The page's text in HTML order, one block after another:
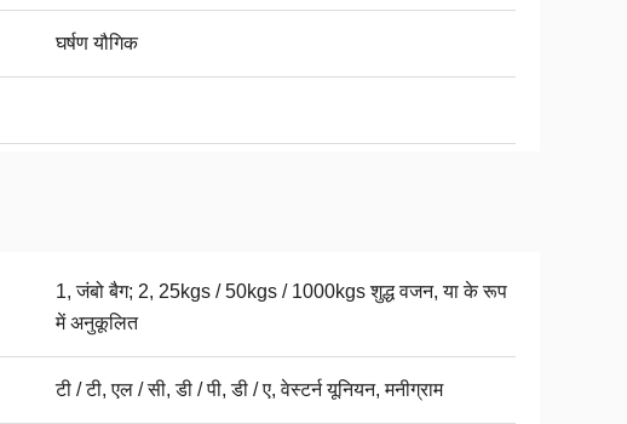
घर्षण यौगिक
1, जंबो बैग; 2, 25kgs / 50kgs / 1000kgs शुद्ध वजन, या के रूप
में अनुकूलित
टी / टी, एल / सी, डी / पी, डी / ए, वेस्टर्न यूनियन, मनीग्राम